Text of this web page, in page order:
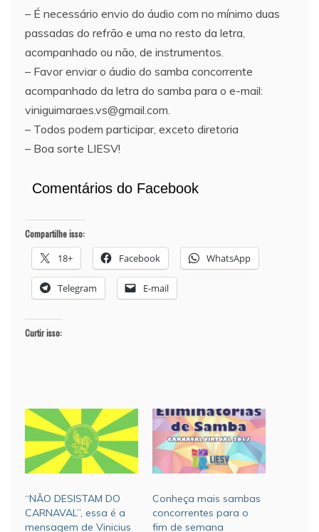
– É necessário envio do áudio com no mínimo duas
passadas do refrão e uma no resto da letra,
acompanhado ou não, de instrumentos.
– Favor enviar o áudio do samba concorrente
acompanhado da letra do samba para o e-mail:
viniguimaraes.vs@gmail.com.
– Todos podem participar, exceto diretoria
– Boa sorte LIESV!
Comentários do Facebook
Compartilhe isso:
18+ Facebook WhatsApp
Telegram E-mail
Curtir isso:
“NÃO DESISTAM DO
CARNAVAL”, essa é a
mensagem de Vinicius
Conheça mais sambas
concorrentes para o
fim de semana